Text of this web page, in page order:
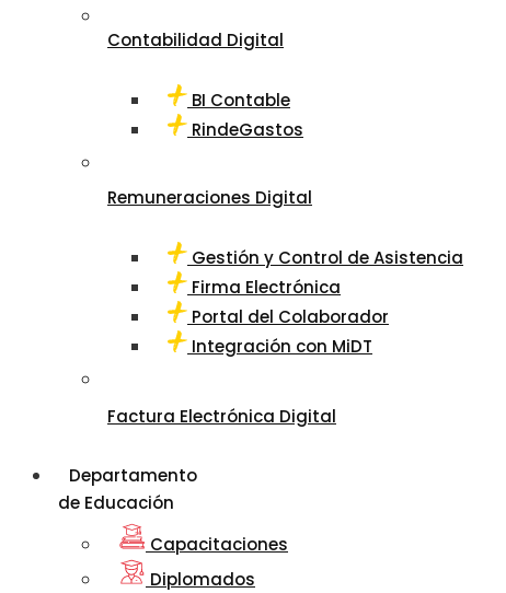
Contabilidad Digital
BI Contable
RindeGastos
Remuneraciones Digital
Gestión y Control de Asistencia
Firma Electrónica
Portal del Colaborador
Integración con MiDT
Factura Electrónica Digital
Departamento
de Educación
Capacitaciones
Diplomados